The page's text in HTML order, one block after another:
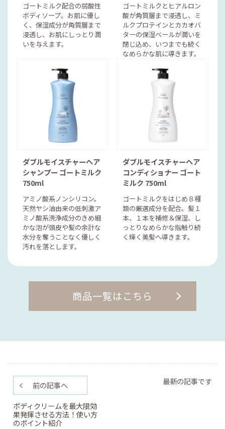
ゴートミルク配合の弱酸性
ボディソープ。お肌に優し
く、保湿成分が角質層まで
浸透し、お肌にしっとり潤
いを与えます。
ゴートミルクとヒアルロン
酸が角質層まで浸透し、ミ
ルクプロテインとカカオバ
ターの保湿ベールが潤いを
閉じ込め、いつまでも続く
なめらかな肌に導きます。
ダブルモイスチャーヘア
シャンプー ゴートミルク
750ml
アミノ酸系ノンシリコン。
天然ヤシ油由来の低刺激ア
ミノ酸系洗浄成分のきめ細
かな泡が頭皮や髪の余計な
水分を奪うことなく優しく
汚れを落とします。
ダブルモイスチャーヘア
コンディショナー ゴート
ミルク 750ml
ゴートミルクをはじめ８種
類の厳選成分を配合。髪１
本、１本を補修＆保湿、し
っとりなめらかな指触り続
く輝く美髪へ導きます。
商品一覧はこちら
前の記事へ
ボディクリームを最大限効
果発揮させる方法！使い方
のポイント紹介
最新の記事です